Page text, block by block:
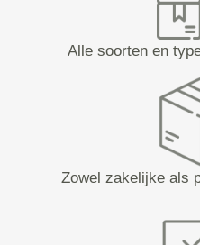
Alle soorten en
Zowel zakelijke als